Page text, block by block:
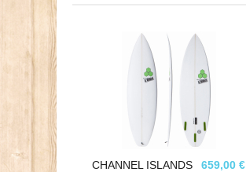
CHANNEL ISLANDS 659,00 €